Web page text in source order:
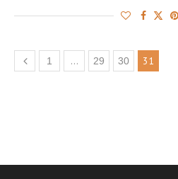
1 … 29 30 31